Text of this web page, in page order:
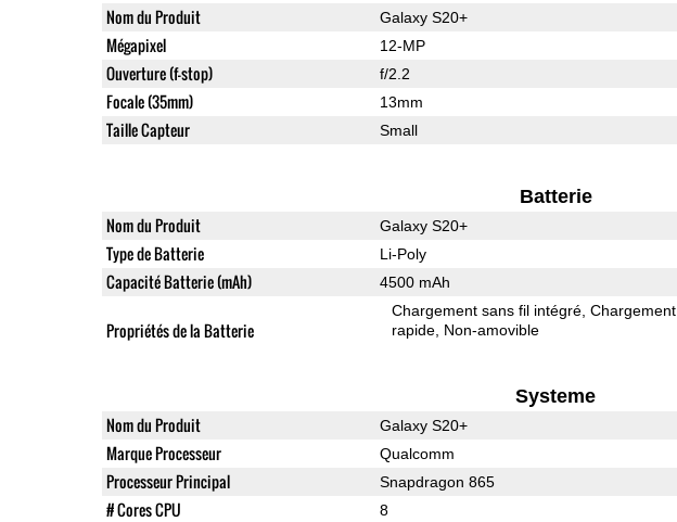
Nom du Produit Galaxy S20+
Mégapixel 12-MP
Ouverture (f-stop) f/2.2
Focale (35mm) 13mm
Taille Capteur Small
Batterie
Nom du Produit Galaxy S20+
Type de Batterie Li-Poly
Capacité Batterie (mAh) 4500 mAh
Propriétés de la Batterie
Chargement sans fil intégré Chargement
rapide Non-amovible
Systeme
Nom du Produit Galaxy S20+
Marque Processeur Qualcomm
Processeur Principal Snapdragon 865
# Cores CPU 8